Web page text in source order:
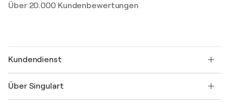
Über 20.000 Kundenbewertungen
Kundendienst
Versand
Über Singulart